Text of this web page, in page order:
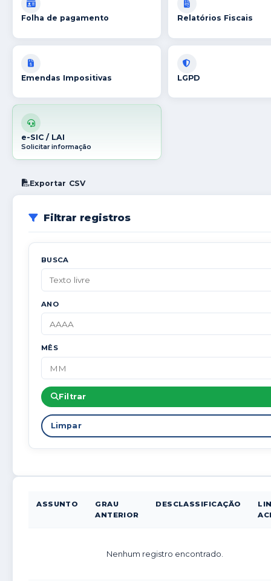
Folha de pagamento Relatórios Fiscais
Emendas Impositivas LGPD
e-SIC / LAI
Solicitar informação
Exportar CSV
Filtrar registros
BUSCA
ANO
MÊS
Filtrar
Limpar
ASSUNTO
GRAU
ANTERIOR
DESCLASSIFICAÇÃO
Nenhum registro encontrado.